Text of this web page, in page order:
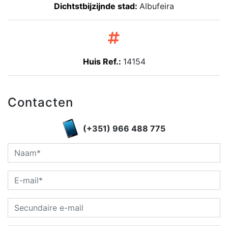
Dichtstbijzijnde stad: Albufeira
Huis Ref.: 14154
Contacten
(+351) 966 488 775